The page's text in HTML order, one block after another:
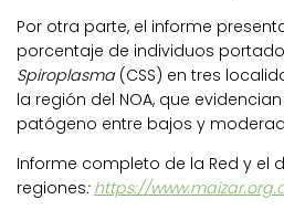
Por otra parte, el informe
porcentaje de individuos
Spiroplasma(CSS) en tres
la región del NOA, que
patógeno entre bajos y
Informe completo de la Red y el
regiones: https://www.maizar.